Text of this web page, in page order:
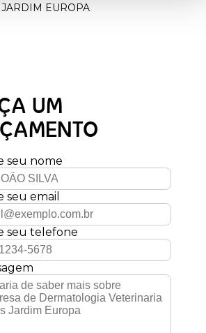
EUROPA
UM
seu nome
seu email
seu telefone